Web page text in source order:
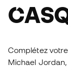
Complétez
Michael